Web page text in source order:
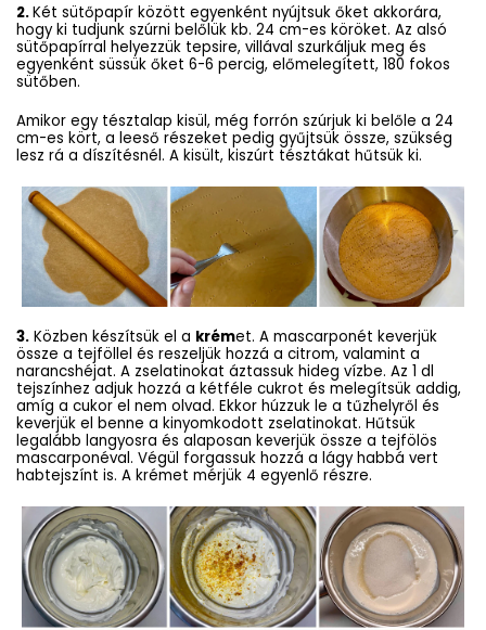
2.Két sütőpapír között egyenként nyújtsuk őket akkorára,
hogy ki tudjunk szúrni belőlük kb. 24 cm-es köröket. Az alsó
sütőpapírral helyezzük tepsire, villával szurkáljuk meg és
egyenként süssük őket 6-6 percig, előmelegített, 180 fokos
sütőben.
Amikor egy tésztalap kisül, még forrón szúrjuk ki belőle a 24
cm-es kört, a leeső részeket pedig gyűjtsük össze, szükség
lesz rá a díszítésnél. A kisült, kiszúrt tésztákat hűtsük ki.
3. Közben készítsük el a krémet. A mascarponét keverjük
össze a tejföllel és reszeljük hozzá a citrom, valamint a
narancshéjat. A zselatinokat áztassuk hideg vízbe. Az 1 dl
tejszínhez adjuk hozzá a kétféle cukrot és melegítsük addig,
amíg a cukor el nem olvad. Ekkor húzzuk le a tűzhelyről és
keverjük el benne a kinyomkodott zselatinokat. Hűtsük
legalább langyosra és alaposan keverjük össze a tejfölös
mascarponéval. Végül forgassuk hozzá a lágy habbá vert
habtejszínt is. A krémet mérjük 4 egyenlő részre.